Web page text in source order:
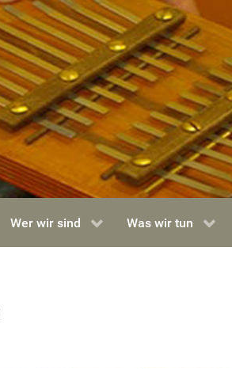
Wer wir sind Was wir tun